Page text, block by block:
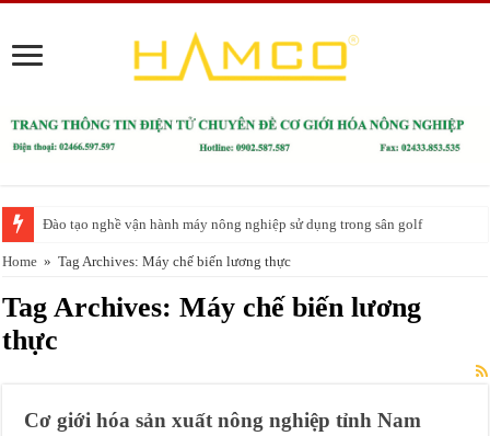
Đào tạo nghề vận hành máy nông nghiệp sử dụng trong sân golf
Home » Tag Archives: Máy chế biến lương thực
Tag Archives:Máy chế biến lương
thực
Cơ giới hóa sản xuất nông nghiệp tỉnh Nam